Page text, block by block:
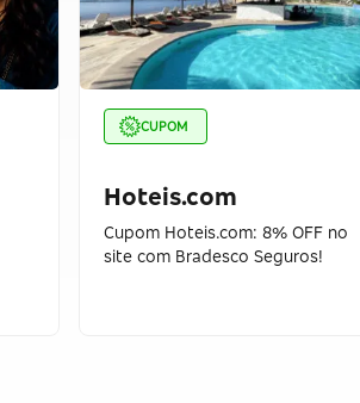
CUPOM
Hoteis.com
Cupom Hoteis.com: 8% OFF no
site com Bradesco Seguros!